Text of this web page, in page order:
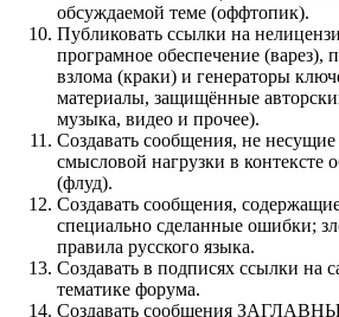
обсуждаемой теме (оффтопик).
Публиковать ссылки на
програмное обеспечение (варез),
взлома (краки) и генераторы
материалы, защищённые
музыка, видео и прочее).
Создавать сообщения, не несущие
смысловой нагрузки в контексте
(флуд).
Создавать сообщения,
специально сделанные ошибки;
правила русского языка.
Создавать в подписях ссылки на
тематике форума.
Cоздавать сообщения